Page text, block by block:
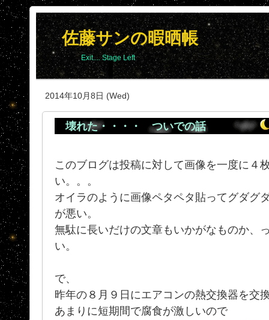
佐藤サンの暇晒帳
Exit.... Stage Left
2014年10月8日 (Wed)
壊れた・・・・ ついでの話
このブログは投稿に対して画像を一度に４
い。。。
オイラのように画像ペタペタ貼ってグダグ
が悪い。
無駄に長いだけの文章もいかがなものか、
い。
で、
昨年の８月９日にエアコンの熱交換器を交
あまりに短期間で腐食が激しいので